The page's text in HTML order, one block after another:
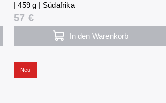
| 459 g | Südafrika
57 €
In den Warenkorb
Neu